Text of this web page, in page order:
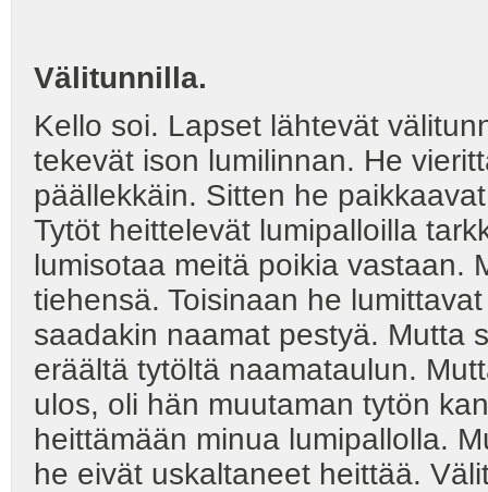
Välitunnilla.
Kello soi. Lapset lähtevät
tekevät ison lumilinnan. He
päällekkäin. Sitten he
Tytöt heittelevät lumipalloilla
lumisotaa meitä poikia vastaan.
tiehensä. Toisinaan he
saadakin naamat pestyä. Mutta
eräältä tytöltä naamataulun.
ulos, oli hän muutaman tytön
heittämään minua lumipallolla.
he eivät uskaltaneet heittää.